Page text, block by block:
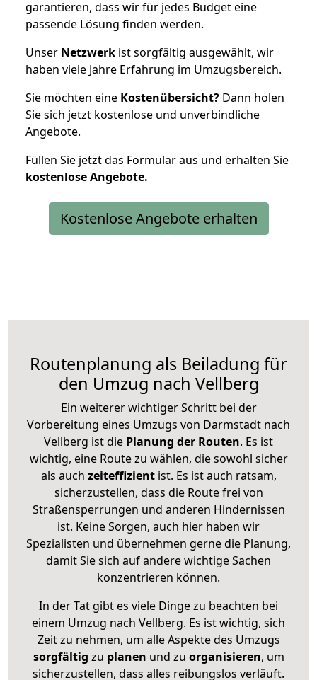
garantieren, dass wir für jedes Budget eine
passende Lösung finden werden.
Unser Netzwerk ist sorgfältig ausgewählt, wir
haben viele Jahre Erfahrung im Umzugsbereich.
Sie möchten eine Kostenübersicht? Dann holen
Sie sich jetzt kostenlose und unverbindliche
Angebote.
Füllen Sie jetzt das Formular aus und erhalten Sie
kostenloseAngebote.
Kostenlose Angebote erhalten
Routenplanung als Beiladung für
den Umzug nach Vellberg
Ein weiterer wichtiger Schritt bei der
Vorbereitung eines Umzugs von Darmstadt nach
Vellberg ist die Planung der Routen. Es ist
wichtig, eine Route zu wählen, die sowohl sicher
als auch zeiteffizientist. Es ist auch ratsam,
sicherzustellen, dass die Route frei von
Straßensperrungen und anderen Hindernissen
ist. Keine Sorgen, auch hier haben wir
Spezialisten und übernehmen gerne die Planung,
damit Sie sich auf andere wichtige Sachen
konzentrieren können.
In der Tat gibt es viele Dinge zu beachten bei
einem Umzug nach Vellberg. Es ist wichtig, sich
Zeit zu nehmen, um alle Aspekte des Umzugs
sorgfältig zu planen und zu organisieren, um
sicherzustellen, dass alles reibungslos verläuft.